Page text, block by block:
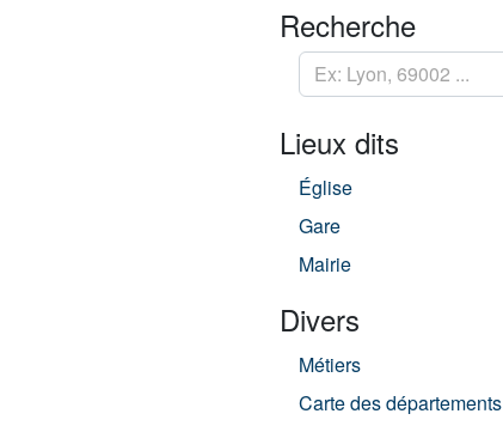
Recherche
Lieux dits
Église
Gare
Mairie
Divers
Métiers
Carte des départements